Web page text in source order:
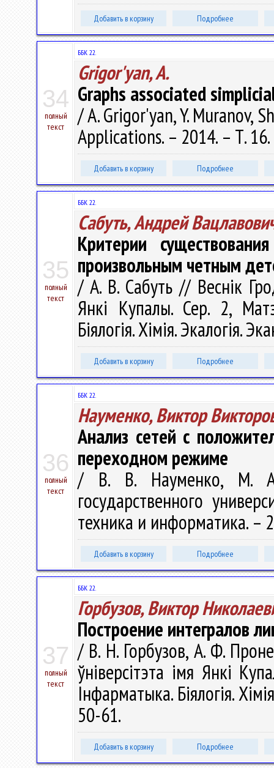
Добавить в корзину Подробнее
34
полный
текст
ББК 22.
Grigor'yan, A.
Graphs associated
/ A. Grigor'yan, Y. Muranov,
Applications. – 2014. – Т.
Добавить в корзину Подробнее
35
полный
текст
ББК 22.
Сабуть, Андрей
Критерии
произвольным четным
/ А. В. Сабуть // Веснік
Янкі Купалы. Сер. 2,
Біялогія. Хімія. Экалогія.
Добавить в корзину Подробнее
36
полный
текст
ББК 22.
Науменко, Виктор
Анализ сетей с
переходном режиме
/ В. В. Науменко, М. А.
государственного
техника и информатика.
Добавить в корзину Подробнее
37
полный
текст
ББК 22.
Горбузов, Виктор
Построение интегралов
/ В. Н. Горбузов, А. Ф.
ўніверсітэта імя Янкі
Інфарматыка. Біялогія.
50-61.
Добавить в корзину Подробнее